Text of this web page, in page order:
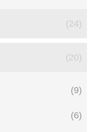
(24)
(20)
(9)
(6)